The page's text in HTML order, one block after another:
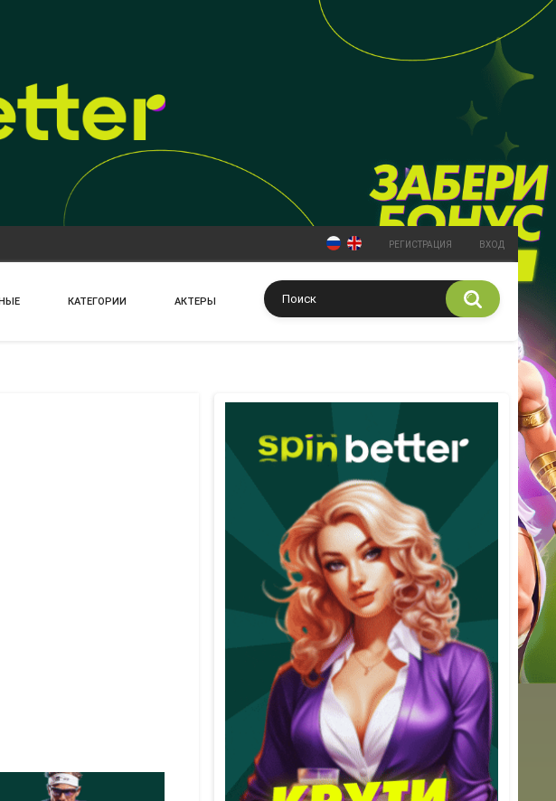
РЕГИСТРАЦИЯ ВХОД
КАТЕГОРИИ АКТЕРЫ